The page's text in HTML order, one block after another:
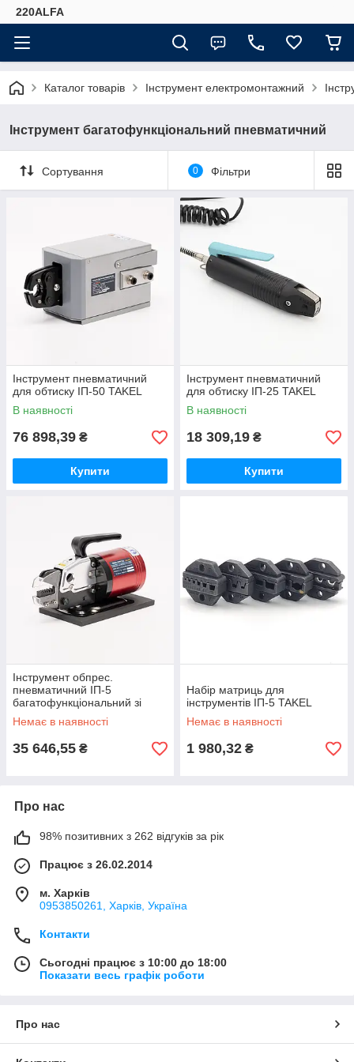
220ALFA
Каталог товарів Інструмент електромонтажний
Інструмент багатофункціональний пневматичний
Сортування 0 Фільтри
Інструмент пневматичний
для обтиску ІП-50 TAKEL
В наявності
76 898,39 ₴
Купити
Інструмент пневматичний
для обтиску ІП-25 TAKEL
В наявності
18 309,19 ₴
Купити
Інструмент обпрес.
пневматичний ІП-5
багатофункціональний зі
змінними матрицями (5
комп.)
Немає в наявності
35 646,55 ₴
Набір матриць для
інструментів ІП-5 TAKEL
Немає в наявності
1 980,32 ₴
Про нас
98% позитивних з 262 відгуків за рік
Працює з 26.02.2014
м. Харків
0953850261, Харків, Україна
Контакти
Сьогодні працює з 10:00 до 18:00
Показати весь графік роботи
Про нас